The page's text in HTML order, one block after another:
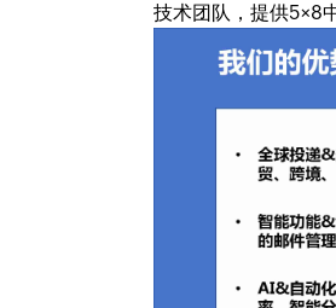
技术团队，提供5×8